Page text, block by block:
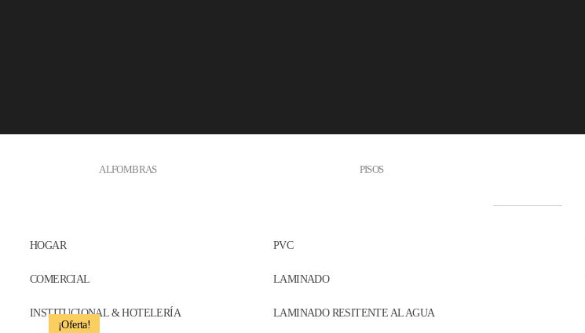
ALFOMBRAS
HOGAR
COMERCIAL
INSTITUCIONAL & HOTELERÍA
PISOS
PVC
LAMINADO
LAMINADO RESITENTE AL AGUA
¡Oferta!